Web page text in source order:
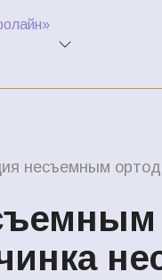
несъемным